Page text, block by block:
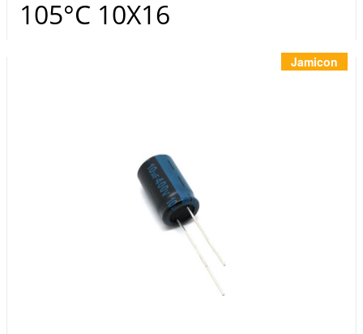
Инструменты
Материалы
105°C 10X16
Jamicon